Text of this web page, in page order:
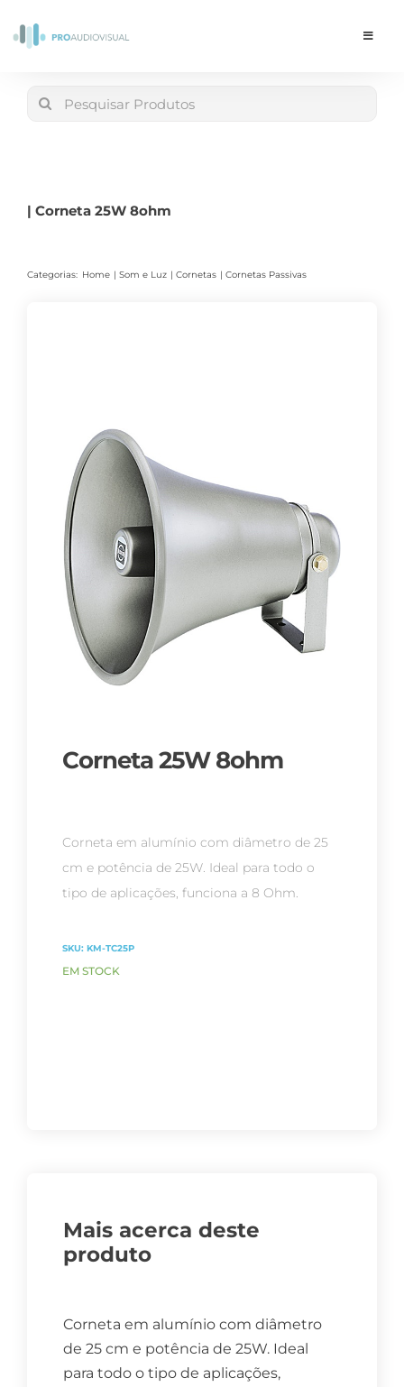
Toggle
Search
| Corneta 25W 8ohm
Categorias: Home Som e Luz Cornetas Cornetas Passivas
Corneta 25W 8ohm
Corneta em alumínio com diâmetro de 25
cm e potência de 25W. Ideal para todo o
tipo de aplicações, funciona a 8 Ohm.
SKU: KM-TC25P
EM STOCK
Mais acerca deste
produto
Corneta em alumínio com diâmetro
de 25 cm e potência de 25W. Ideal
para todo o tipo de aplicações,